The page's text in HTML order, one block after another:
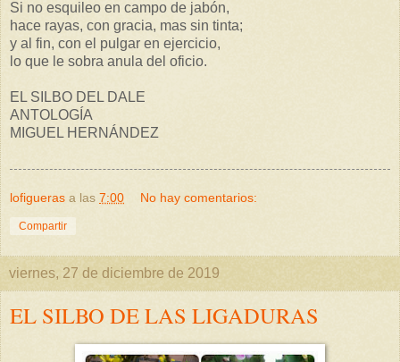
Si no esquileo en campo de jabón,
hace rayas, con gracia, mas sin tinta;
y al fin, con el pulgar en ejercicio,
lo que le sobra anula del oficio.
EL SILBO DEL DALE
ANTOLOGÍA
MIGUEL HERNÁNDEZ
lofigueras a las 7:00 No hay comentarios:
Compartir
viernes, 27 de diciembre de 2019
EL SILBO DE LAS LIGADURAS